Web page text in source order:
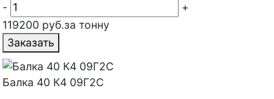
-
+
119200 руб.за тонну
Заказать
Балка 40 К4 09Г2С